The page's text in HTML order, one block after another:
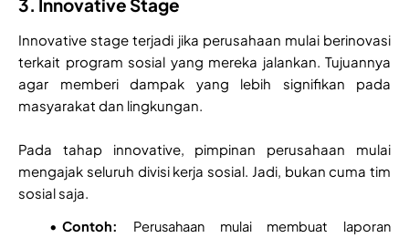
Innovative stage terjadi jika perusahaan mulai berinovasi
terkait program sosial yang mereka jalankan. Tujuannya
agar memberi dampak yang lebih signifikan pada
masyarakat dan lingkungan.
Pada tahap innovative, pimpinan perusahaan mulai
mengajak seluruh divisi kerja sosial. Jadi, bukan cuma tim
sosial saja.
Contoh:
Perusahaan mulai membuat laporan